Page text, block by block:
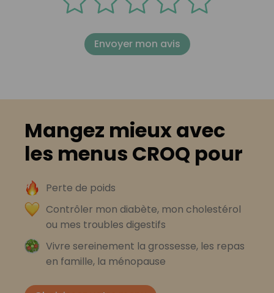
Envoyer mon avis
Mangez mieux avec
les menus CROQ pour
Perte de poids
Contrôler mon diabète, mon cholestérol
ou mes troubles digestifs
Vivre sereinement la grossesse, les repas
en famille, la ménopause